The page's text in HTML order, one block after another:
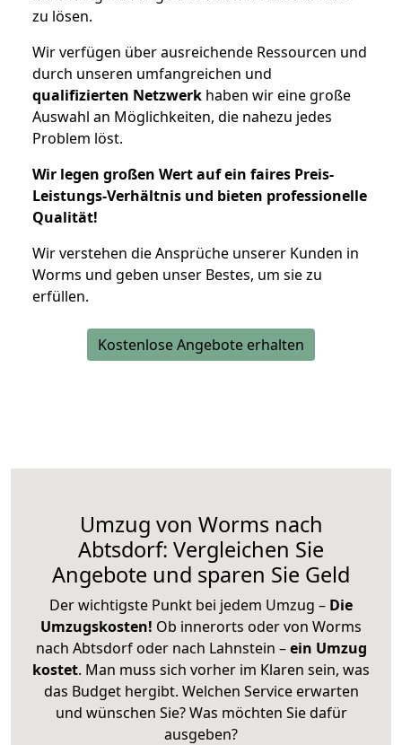
zu lösen.
Wir verfügen über ausreichende Ressourcen und
durch unseren umfangreichen und
qualifizierten Netzwerk haben wir eine große
Auswahl an Möglichkeiten, die nahezu jedes
Problem löst.
Wir legen großen Wert auf ein faires Preis-
Leistungs-Verhältnis und bieten professionelle
Qualität!
Wir verstehen die Ansprüche unserer Kunden in
Worms und geben unser Bestes, um sie zu
erfüllen.
Kostenlose Angebote erhalten
Umzug von Worms nach
Abtsdorf: Vergleichen Sie
Angebote und sparen Sie Geld
Der wichtigste Punkt bei jedem Umzug – Die
Umzugskosten! Ob innerorts oder von Worms
nach Abtsdorf oder nach Lahnstein –ein Umzug
kostet. Man muss sich vorher im Klaren sein, was
das Budget hergibt. Welchen Service erwarten
und wünschen Sie? Was möchten Sie dafür
ausgeben?